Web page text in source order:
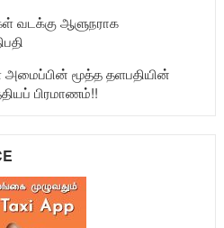
வடக்கு ஆளுநராக
அமைப்பின் மூத்த தளபதியின்
பிரமாணம்!!